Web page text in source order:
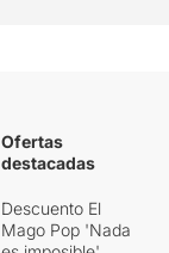
Ofertas
destacadas
Descuento El
Mago Pop 'Nada